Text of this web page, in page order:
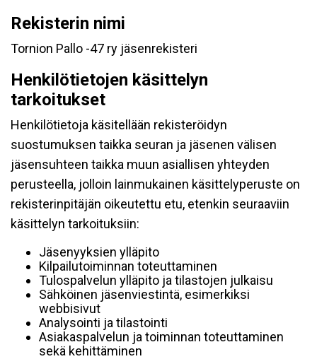
Rekisterin nimi
Tornion Pallo -47 ry jäsenrekisteri
Henkilötietojen käsittelyn
tarkoitukset
Henkilötietoja käsitellään rekisteröidyn
suostumuksen taikka seuran ja jäsenen välisen
jäsensuhteen taikka muun asiallisen yhteyden
perusteella, jolloin lainmukainen käsittelyperuste on
rekisterinpitäjän oikeutettu etu, etenkin seuraaviin
käsittelyn tarkoituksiin:
Jäsenyyksien ylläpito
Kilpailutoiminnan toteuttaminen
Tulospalvelun ylläpito ja tilastojen julkaisu
Sähköinen jäsenviestintä, esimerkiksi
webbisivut
Analysointi ja tilastointi
Asiakaspalvelun ja toiminnan toteuttaminen
sekä kehittäminen